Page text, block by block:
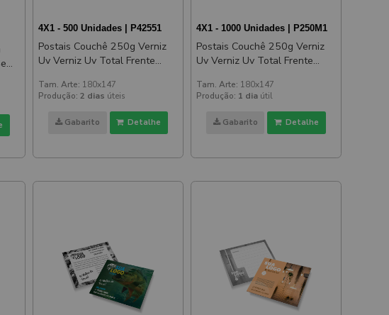
4X1 - 500 Unidades | P42551
Postais Couchê 250g Verniz
Uv Verniz Uv Total Frente
Tam. Arte: 180x147
Produção: 2 dias úteis
Gabarito Detalhe
4X1 - 1000 Unidades | P250M1
Postais Couchê 250g Verniz
Uv Verniz Uv Total Frente
Tam. Arte: 180x147
Produção: 1 dia útil
Gabarito Detalhe